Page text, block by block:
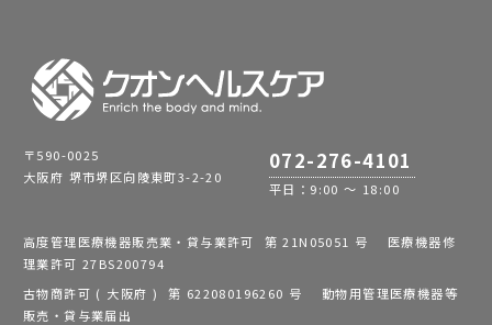
〒590-0025
大阪府 堺市堺区向陵東町3-2-20
072-276-4101
平日：9:00 ～ 18:00
高度管理医療機器販売業・貸与業許可 第 21N05051 号 医療機器修
理業許可 27BS200794
古物商許可 ( 大阪府 ) 第 622080196260 号 動物用管理医療機器等
販売・貸与業届出